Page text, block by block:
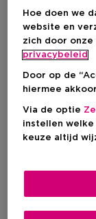
Hoe doen we
website en
zich door onze
privacybeleid
Door op de
hiermee
Via de optie
instellen
keuze altijd